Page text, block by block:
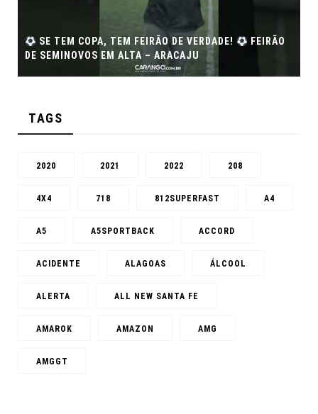
SE TEM COPA, TEM FEIRÃO DE VERDADE!
FEIRÃO
DE SEMINOVOS EM ALTA – ARACAJU
TAGS
2020 2021 2022 208
4X4 718 812SUPERFAST A4
A5 A5SPORTBACK ACCORD
ACIDENTE ALAGOAS ÁLCOOL
ALERTA ALL NEW SANTA FE
AMAROK AMAZON AMG
AMGGT